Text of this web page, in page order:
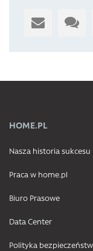
HOME.PL
Nasza historia sukcesu
Praca w home.pl
Biuro Prasowe
Data Center
Polityka